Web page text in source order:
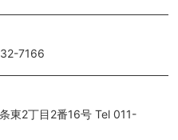
7166
2丁目2番16号 Tel 011-